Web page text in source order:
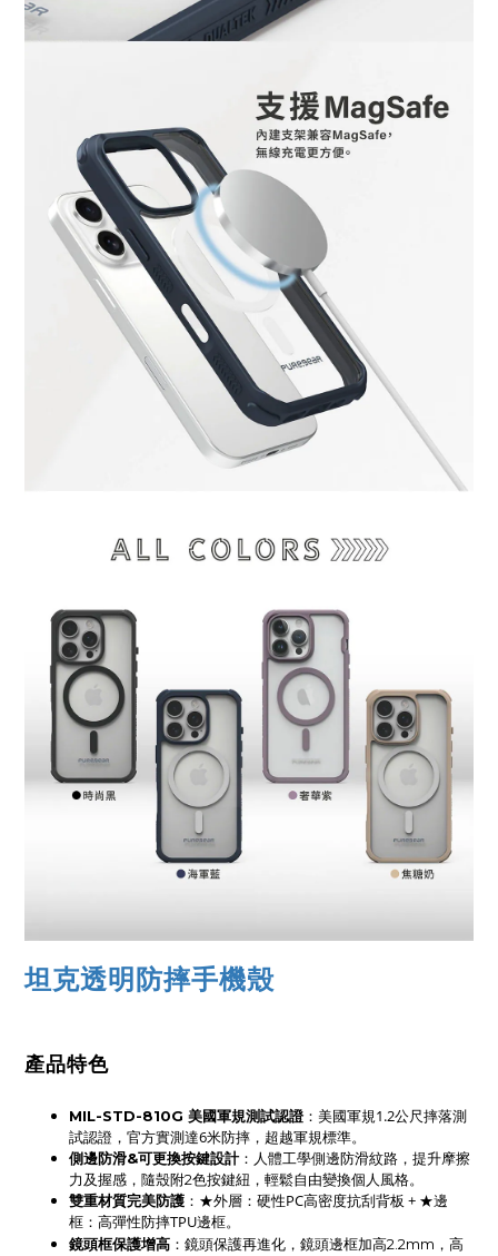
坦克透明防摔手機殼
產品特色
MIL-STD-810G 美國軍規測試認證 ：美國軍規1.2公尺摔落測
試認證，官方實測達6米防摔，超越軍規標準。
側邊防滑&可更換按鍵設計：人體工學側邊防滑紋路，提升摩擦
力及握感，隨殼附2色按鍵紐，輕鬆自由變換個人風格。
雙重材質完美防護 ：★外層：硬性PC高密度抗刮背板 + ★邊
框：高彈性防摔TPU邊框。
鏡頭框保護增高 ：鏡頭保護再進化，鏡頭邊框加高2.2mm，高